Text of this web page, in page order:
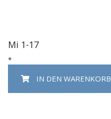
Mi 1-17
*
IN DEN WARENKORB